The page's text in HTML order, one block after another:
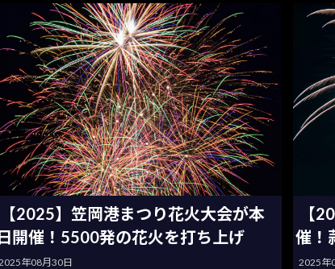
【2025】笠岡港まつり花火大会が本
開催！5500発の花火を打ち上げ
年08月30日
【
催！
2025年